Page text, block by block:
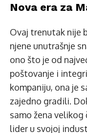
Nova era za
Ovaj trenutak nije
njene unutrašnje
ono što je od
poštovanje i
kompaniju, ona je
zajedno gradili.
samo žena velikog
lider u svojoj